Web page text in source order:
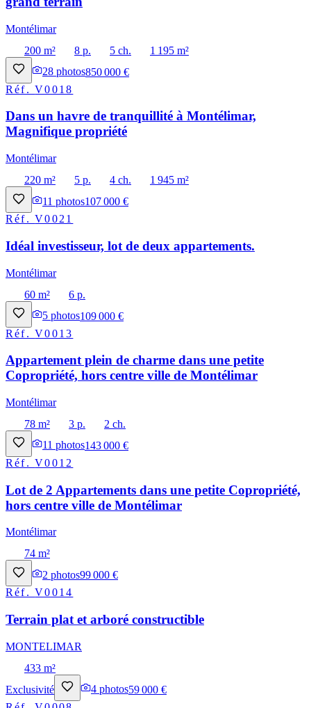
Montélimar
200 m²
8 p. 5 ch.
1 195 m²
28 photos850 000 €
Réf.V0018
Dans un havre de tranquillité à Montélimar,
Magnifique propriété
Montélimar
220 m²
5 p. 4 ch.
1 945 m²
11 photos107 000 €
Réf.V0021
Idéal investisseur, lot de deux appartements.
Montélimar
60 m²
6 p.
5 photos109 000 €
Réf.V0013
Appartement plein de charme dans une petite
Copropriété, hors centre ville de Montélimar
Montélimar
78 m²
3 p.
2 ch.
11 photos143 000 €
Réf.V0012
Lot de 2 Appartements dans une petite Copropriété,
hors centre ville de Montélimar
Montélimar
74 m²
2 photos99 000 €
Réf.V0014
Terrain plat et arboré constructible
MONTELIMAR
433 m²
Exclusivité
4 photos59 000 €